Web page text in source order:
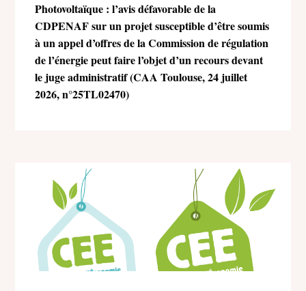
Photovoltaïque : l’avis défavorable de la
CDPENAF sur un projet susceptible d’être soumis
à un appel d’offres de la Commission de régulation
de l’énergie peut faire l’objet d’un recours devant
le juge administratif (CAA Toulouse, 24 juillet
2026, n°25TL02470)